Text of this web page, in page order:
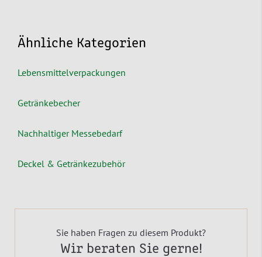
Ähnliche Kategorien
Lebensmittelverpackungen
Getränkebecher
Nachhaltiger Messebedarf
Deckel & Getränkezubehör
Sie haben Fragen zu diesem Produkt?
Wir beraten Sie gerne!